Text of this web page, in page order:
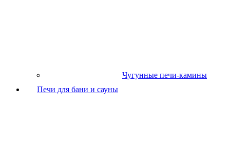
Чугунные печи-камины
Печи для бани и сауны